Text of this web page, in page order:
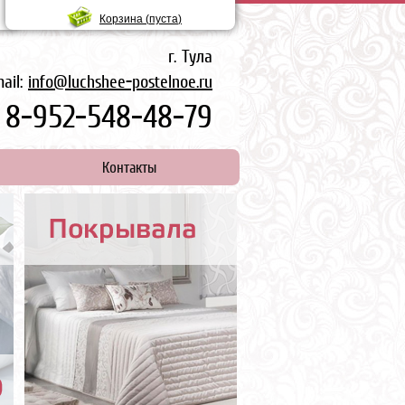
Корзина (пуста)
г. Тула
info@luchshee-postelnoe.ru
8-952-548-48-79
Контакты